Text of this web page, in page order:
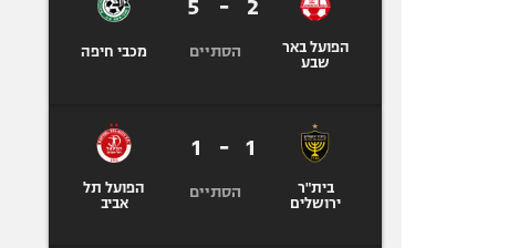
הפועל באר
שבע
2
-
5
הסתיים מכבי חיפה
בית"ר
ירושלים
1
-
1
הסתיים
הפועל תל
אביב